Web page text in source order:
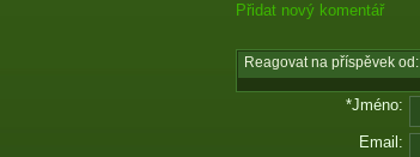
Přidat nový komentář
Reagovat na příspěvek od:
*Jméno:
Email: